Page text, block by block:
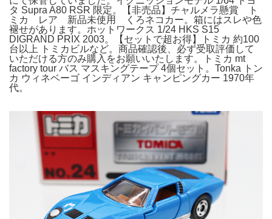
タ Supra A80 RSR 限定。【非売品】チャルメラ懸賞 ト
ミカ レア 新品未使用 くろネコカー。箱にはスレや色
褪せがあります。ホットワークス 1/24 HKS S15
DIGRAND PRIX 2003。【セットで超お得】トミカ 約100
台以上 トミカビルなど。商品確認後、必ず受取評価して
いただける方のみ購入をお願いいたします。トミカ mt
factory tour バス マスキングテープ 4個セット。Tonka トン
カ ウィネベーゴ インディアン キャンピングカー 1970年
代。